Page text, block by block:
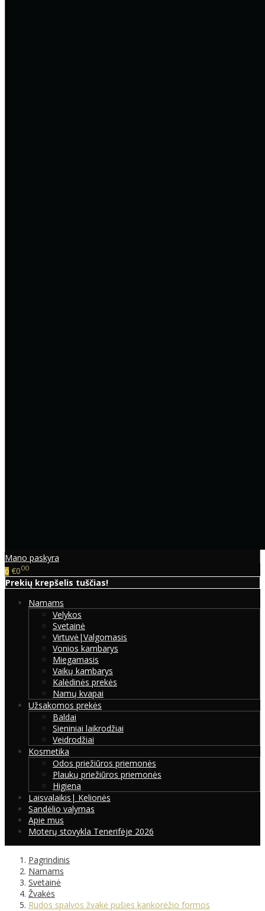
Mano paskyra
0 €000
Prekių krepšelis tuščias!
Namams
Velykos
Svetainė
Virtuvė|Valgomasis
Vonios kambarys
Miegamasis
Vaikų kambarys
Kalėdinės prekės
Namų kvapai
Užsakomos prekės
Baldai
Sieniniai laikrodžiai
Veidrodžiai
Kosmetika
Odos priežiūros priemonės
Plaukų priežiūros priemonės
Higiena
Laisvalaikis| Kelionės
Sandėlio valymas
Apie mus
Moterų stovykla Tenerifėje 2026
Pagrindinis
Namams
Svetainė
Žvakės
Rudos spalvos žvakė pušies kankorėžio formos